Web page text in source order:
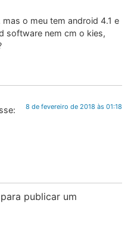
o meu tem android 4.1 e
software nem cm o kies,
8 de fevereiro de 2018 às 01:18
para publicar um